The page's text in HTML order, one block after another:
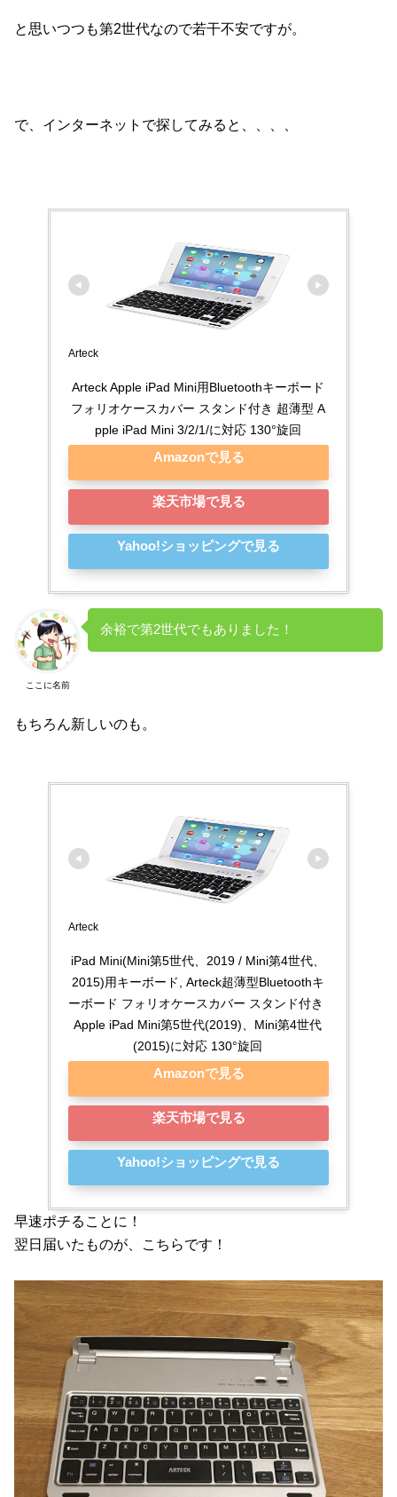
と思いつつも第2世代なので若干不安ですが。
で、インターネットで探してみると、、、、
Arteck
Arteck Apple iPad Mini用Bluetoothキーボード
フォリオケースカバー スタンド付き 超薄型 A
pple iPad Mini 3/2/1/に対応 130°旋回
Amazonで見る
楽天市場で見る
Yahoo!ショッピングで見る
ここに名前
余裕で第2世代でもありました！
もちろん新しいのも。
Arteck
iPad Mini(Mini第5世代、2019 / Mini第4世代、
2015)用キーボード, Arteck超薄型Bluetoothキ
ーボード フォリオケースカバー スタンド付き
Apple iPad Mini第5世代(2019)、Mini第4世代
(2015)に対応 130°旋回
Amazonで見る
楽天市場で見る
Yahoo!ショッピングで見る
早速ポチることに！
翌日届いたものが、こちらです！